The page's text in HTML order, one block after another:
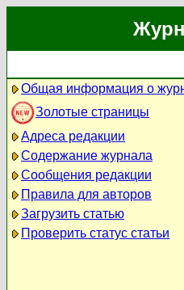
Общая информация о
Золотые страницы
Адреса редакции
Содержание журнала
Сообщения редакции
Правила для авторов
Загрузить статью
Проверить статус статьи